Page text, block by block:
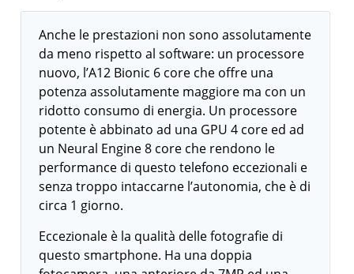
Anche le prestazioni non sono assolutamente
da meno rispetto al software: un processore
nuovo, l’A12 Bionic 6 core che offre una
potenza assolutamente maggiore ma con un
ridotto consumo di energia. Un processore
potente è abbinato ad una GPU 4 core ed ad
un Neural Engine 8 core che rendono le
performance di questo telefono eccezionali e
senza troppo intaccarne l’autonomia, che è di
circa 1 giorno.
Eccezionale è la qualità delle fotografie di
questo smartphone. Ha una doppia